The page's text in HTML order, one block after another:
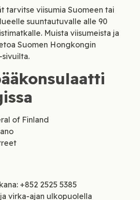
tarvitse viisumia Suomeen tai
suuntautuvalle alle 90
Muista viisumeista ja
Suomen Hongkongin
of Finland
+852 2525 5385
virka-ajan ulkopuolella